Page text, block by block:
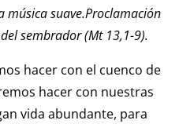
música sua­ve.Proclamación
sembrador (Mt 13,1-9).
hacer con el cuenco de
hacer con nuestras
vida abundante, para